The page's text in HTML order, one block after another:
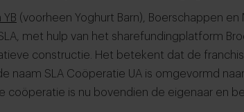
YB (voorheen Yoghurt Barn), Boerschappen en
met hulp van het sharefundingplatform
constructie. Het betekent dat de
naam SLA Coöperatie UA is omgevormd
coöperatie is nu bovendien de eigenaar en